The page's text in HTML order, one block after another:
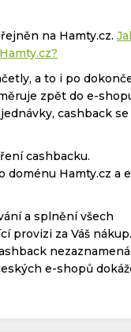
na Hamty.cz.
a to i po
zpět do e-
cashback se
cashbacku.
doménu Hamty.cz a
a splnění všech
provizi za Váš nákup.
e-shopů